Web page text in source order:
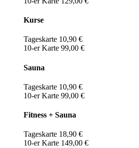
Kurse
Tageskarte 10,90 €
10-er Karte 99,00 €
Sauna
Tageskarte 10,90 €
10-er Karte 99,00 €
Fitness + Sauna
Tageskarte 18,90 €
10-er Karte 149,00 €